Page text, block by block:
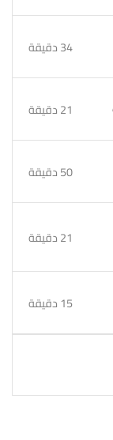
34 دقيقة
21 دقيقة
50 دقيقة
21 دقيقة
15 دقيقة